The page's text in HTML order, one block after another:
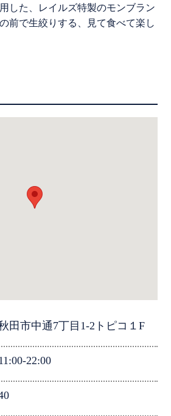
した、レイルズ特製のモンブラン
前で生絞りする、見て食べて楽し
田市中通7丁目1-2トピコ１F
22:00